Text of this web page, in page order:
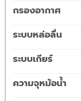
กรองอากาศ
ระบบหล่อลื่น
ระบบเกียร์
ความจุหม้อน้ำ